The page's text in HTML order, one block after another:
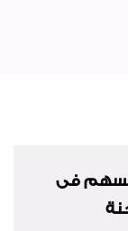
بسهم فى